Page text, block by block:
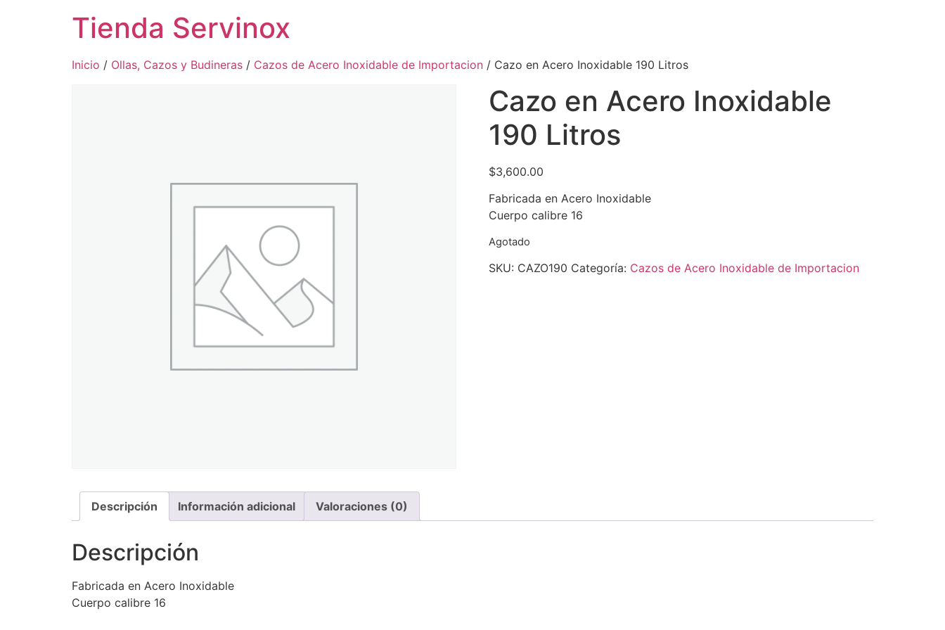
Tienda Servinox
Inicio / Ollas, Cazos y Budineras / Cazos de Acero Inoxidable de Importacion / Cazo en Acero Inoxidable 190 Litros
Cazo en Acero Inoxidable
190 Litros
$3,600.00
Fabricada en Acero Inoxidable
Cuerpo calibre 16
Agotado
SKU: CAZO190 Categoría: Cazos de Acero Inoxidable de Importacion
Descripción Información adicional Valoraciones (0)
Descripción
Fabricada en Acero Inoxidable
Cuerpo calibre 16